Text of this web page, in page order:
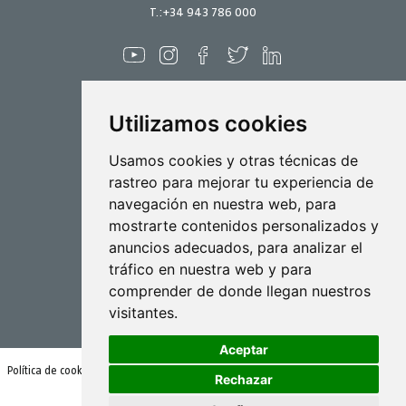
Utilizamos cookies
Usamos cookies y otras técnicas de
rastreo para mejorar tu experiencia de
navegación en nuestra web, para
mostrarte contenidos personalizados y
anuncios adecuados, para analizar el
tráfico en nuestra web y para
comprender de donde llegan nuestros
visitantes.
Aceptar
Rechazar
T.:+34 943 786 000
Pulverización
Biotecnología
Industrial
Goizper S.Coop.
Antigua, 4
20577 Antzuola (Gipuzkoa)
Política de cookies Condiciones de uso y política de privacidad